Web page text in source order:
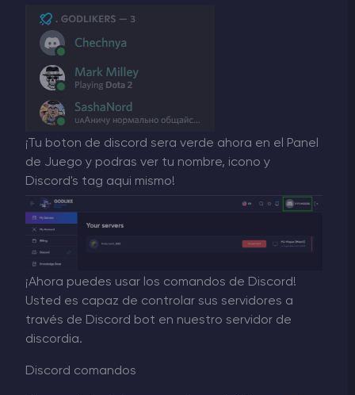
¡Tu boton de discord sera verde ahora en el Panel
de Juego y podras ver tu nombre, icono y
Discord's tag aqui mismo!
¡Ahora puedes usar los comandos de Discord!
Usted es capaz de controlar sus servidores a
través de Discord bot en nuestro servidor de
discordia.
Discord comandos